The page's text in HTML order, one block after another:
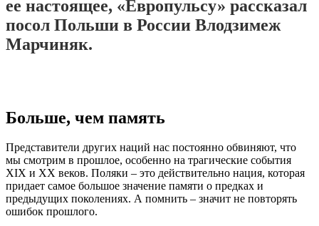
ее настоящее, «Европульсу» рассказал
посол Польши в России Влодзимеж
Марчиняк.
Больше, чем память
Представители других наций нас постоянно обвиняют, что
мы смотрим в прошлое, особенно на трагические события
XIX и XX веков. Поляки – это действительно нация, которая
придает самое большое значение памяти о предках и
предыдущих поколениях. А помнить – значит не повторять
ошибок прошлого.